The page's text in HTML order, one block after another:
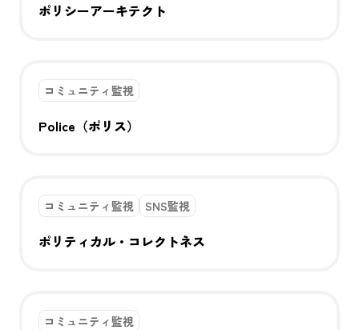
ポリシーアーキテクト
コミュニティ監視
Police（ポリス）
コミュニティ監視 SNS監視
ポリティカル・コレクトネス
コミュニティ監視